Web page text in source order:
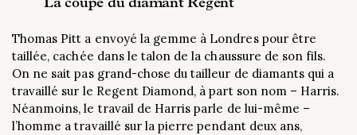
La coupe du diamant Regent
Thomas Pitt a envoyé la gemme à Londres pour être
taillée, cachée dans le talon de la chaussure de son fils.
On ne sait pas grand-chose du tailleur de diamants qui a
travaillé sur le Regent Diamond, à part son nom – Harris.
Néanmoins, le travail de Harris parle de lui-même –
l’homme a travaillé sur la pierre pendant deux ans,